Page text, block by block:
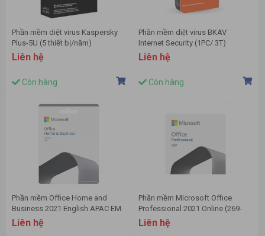
Phần mềm diệt virus Kaspersky
Plus-5U (5 thiết bị/năm)
Liên hệ
Còn hàng
Phần mềm diệt virus BKAV
Internet Security (1PC/ 3T)
Liên hệ
Còn hàng
Phần mềm Office Home and
Business 2021 English APAC EM
T5D-03510
Liên hệ
Phần mềm Microsoft Office
Professional 2021 Online (269-
17185)
Liên hệ